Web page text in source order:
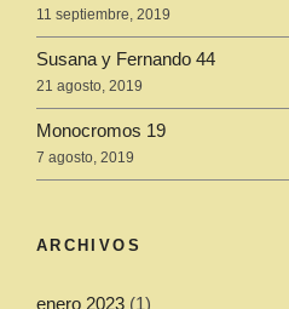
11 septiembre, 2019
Susana y Fernando 44
21 agosto, 2019
Monocromos 19
7 agosto, 2019
ARCHIVOS
enero 2023 (1)